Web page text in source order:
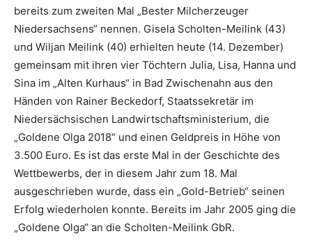
bereits zum zweiten Mal „Bester Milcherzeuger
Niedersachsens“ nennen. Gisela Scholten-Meilink (43)
und Wiljan Meilink (40) erhielten heute (14. Dezember)
gemeinsam mit ihren vier Töchtern Julia, Lisa, Hanna und
Sina im „Alten Kurhaus“ in Bad Zwischenahn aus den
Händen von Rainer Beckedorf, Staatssekretär im
Niedersächsischen Landwirtschaftsministerium, die
„Goldene Olga 2018“ und einen Geldpreis in Höhe von
3.500 Euro. Es ist das erste Mal in der Geschichte des
Wettbewerbs, der in diesem Jahr zum 18. Mal
ausgeschrieben wurde, dass ein „Gold-Betrieb“ seinen
Erfolg wiederholen konnte. Bereits im Jahr 2005 ging die
„Goldene Olga“ an die Scholten-Meilink GbR.